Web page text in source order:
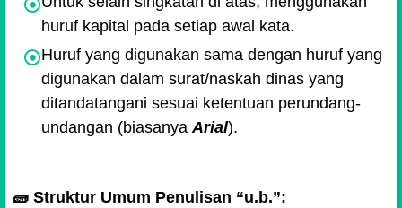
huruf kapital pada setiap awal kata.
Huruf yang digunakan sama dengan huruf yang
digunakan dalam surat/naskah dinas yang
ditandatangani sesuai ketentuan perundang-
undangan (biasanyaArial).
🧱 Struktur Umum Penulisan “u.b.”: